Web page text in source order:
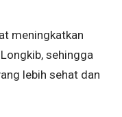
meningkatkan
sehingga
lebih sehat dan